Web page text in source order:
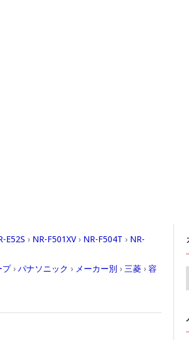
E52S › NR-F501XV› NR-F504T › NR-
プ› パナソニック › メーカー別 › 三菱 › 容